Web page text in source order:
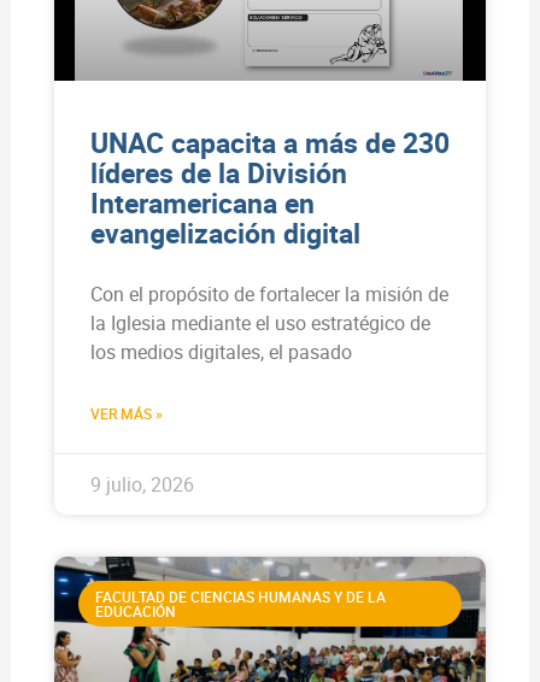
UNAC capacita a más de 230
líderes de la División
Interamericana en
evangelización digital
Con el propósito de fortalecer la misión de
la Iglesia mediante el uso estratégico de
los medios digitales, el pasado
VER MÁS »
9 julio, 2026
FACULTAD DE CIENCIAS HUMANAS Y DE LA
EDUCACIÓN